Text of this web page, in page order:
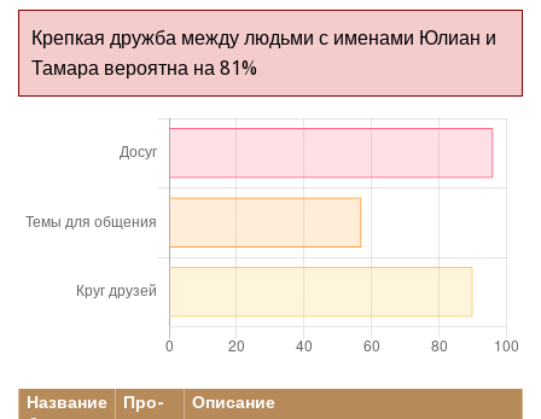
Крепкая дружба между людьми с именами Юлиан и
Тамара вероятна на 81%
Название
Про-
Описание